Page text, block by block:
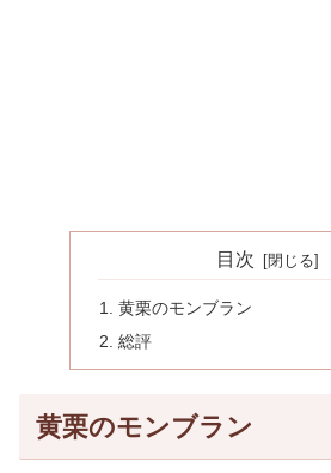
目次
黄栗のモンブラン
総評
黄栗のモンブラン